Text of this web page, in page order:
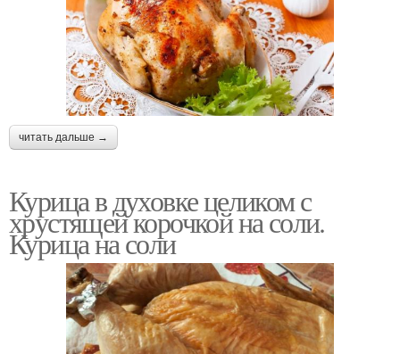
читать дальше →
Курица в духовке целиком с
хрустящей корочкой на соли.
Курица на соли